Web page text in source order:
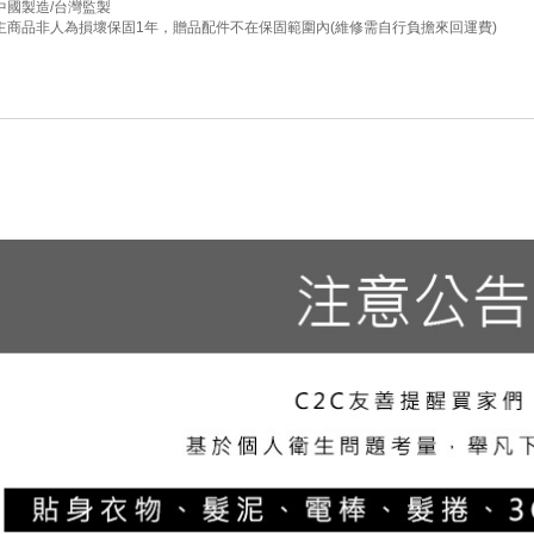
國製造/台灣監製
商品非人為損壞保固1年，贈品配件不在保固範圍內(維修需自行負擔來回運費)